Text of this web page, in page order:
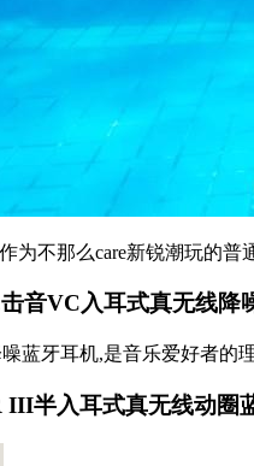
为不那么care新锐潮玩的
音VC入耳式真无线降
蓝牙耳机,是音乐爱好者的
半入耳式真无线动圈